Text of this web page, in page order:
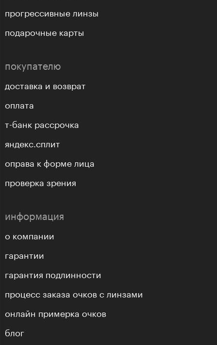
прогрессивные линзы
подарочные карты
покупателю
доставка и возврат
оплата
т-банк рассрочка
яндекс.сплит
оправа к форме лица
проверка зрения
информация
о компании
гарантии
гарантия подлинности
процесс заказа очков с линзами
онлайн примерка очков
блог